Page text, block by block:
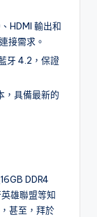
HDMI 輸出和
接需求。
牙 4.2，保證
，具備最新的
DDR4
雄聯盟等知
甚至，拜於